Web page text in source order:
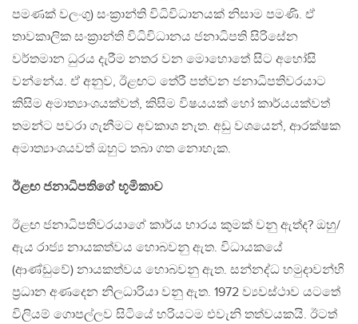
පමණක් වලංගු) සංක‍්‍රාන්ති විධිවිධානයක් නිසාම පමණි. ඒ
තාවකාලික සංක‍්‍රාන්ති විධිවිධානය ජනාධිපති සිරිසේන
වර්තමාන ධුරය දැරීම නතර වන මොහොතේ සිට අහෝසි
වන්නේය. ඒ අනුව, ඊළඟට තේරී පත්වන ජනාධිපතිවරයාට
කිසිම අමාත්‍යාංශයක්වත්, කිසිම විෂයයක් හෝ කාර්යයක්වත්
තමන්ට පවරා ගැනීමට අවකාශ නැත. අඩු වශයෙන්, ආරක්ෂක
අමාත්‍යාංශයවත් ඔහුට තබා ගත නොහැක.
ඊළඟ ජනාධිපතිගේ භූමිකාව
ඊළඟ ජනාධිපතිවරයාගේ කාර්ය භාරය කුමක් වනු ඇත්ද? ඔහු/
ඇය රාජ්‍ය නායකත්වය හොබවනු ඇත. විධායකයේ
(ආණ්ඩුවේ) නායකත්වය හොබවනු ඇත. සන්නද්ධ හමුදාවන්හි
ප‍්‍රධාන අණදෙන නිලධාරියා වනු ඇත. 1972 ව්‍යවස්ථාව යටතේ
විලියම් ගොපල්ලව සිටියේ හරියටම එවැනි තත්වයකයි. ඊටත්